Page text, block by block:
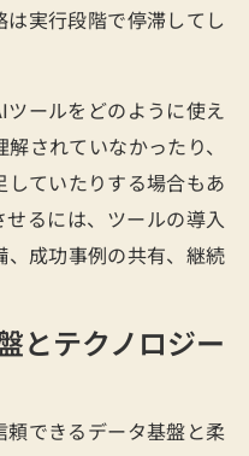
実行段階で停滞してし
ールをどのように使え
されていなかったり、
ていたりする場合もあ
るには、ツールの導入
成功事例の共有、継続
とテクノロジー
できるデータ基盤と柔